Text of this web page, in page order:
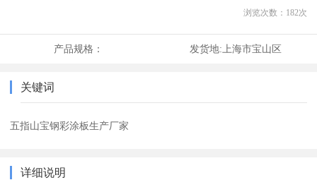
浏览次数： 182次
产品规格： 发货地:上海市宝山区
关键词
五指山宝钢彩涂板生产厂家
详细说明